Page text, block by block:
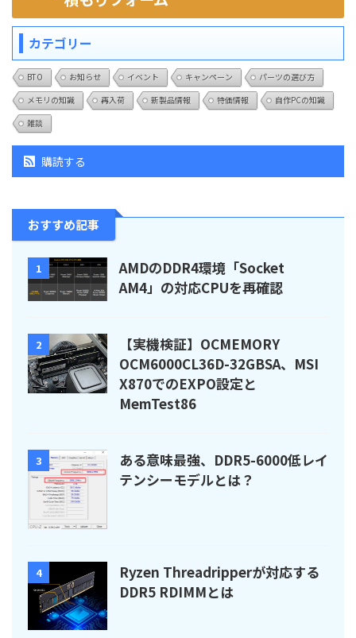
カテゴリー
BTO お知らせ イベント キャンペーン
パーツの選び方
メモリの知識
再入荷 新製品情報 特価情報
自作PCの知識
雑談
購読する
おすすめ記事
1
AMDのDDR4環境「Socket
AM4」の対応CPUを再確認
2
【実機検証】OCMEMORY
OCM6000CL36D-32GBSA、MSI
X870でのEXPO設定と
MemTest86
3
ある意味最強、DDR5-6000低レイ
テンシーモデルとは？
4
Ryzen Threadripperが対応する
DDR5 RDIMMとは